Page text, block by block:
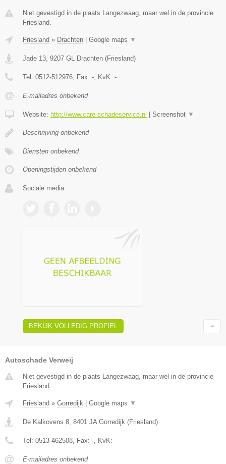
Niet gevestigd in de plaats Langezwaag, maar wel in de provincie
Friesland.
Friesland » Drachten Google maps ▼
Jade 13, 9207 GL Drachten (Friesland)
Tel: 0512-512976, Fax: -, KvK: -
E-mailadres onbekend
Website: http://www.care-schadeservice.nl Screenshot ▼
Beschrijving onbekend
Diensten onbekend
Openingstijden onbekend
Sociale media:
BEKIJK VOLLEDIG PROFIEL
Autoschade Verweij
Niet gevestigd in de plaats Langezwaag, maar wel in de provincie
Friesland.
Friesland » Gorredijk Google maps ▼
De Kalkovens 8, 8401 JA Gorredijk (Friesland)
Tel: 0513-462508, Fax: -, KvK: -
E-mailadres onbekend